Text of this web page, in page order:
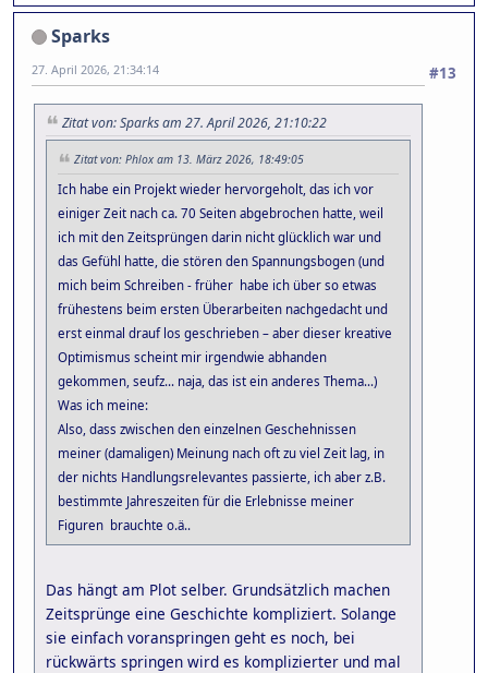
Sparks
#13
27. April 2026, 21:34:14
Zitat von: Sparks am 27. April 2026, 21:10:22
Zitat von: Phlox am 13. März 2026, 18:49:05
Ich habe ein Projekt wieder hervorgeholt, das ich vor
einiger Zeit nach ca. 70 Seiten abgebrochen hatte, weil
ich mit den Zeitsprüngen darin nicht glücklich war und
das Gefühl hatte, die stören den Spannungsbogen (und
mich beim Schreiben - früher habe ich über so etwas
frühestens beim ersten Überarbeiten nachgedacht und
erst einmal drauf los geschrieben – aber dieser kreative
Optimismus scheint mir irgendwie abhanden
gekommen, seufz... naja, das ist ein anderes Thema...)
Was ich meine:
Also, dass zwischen den einzelnen Geschehnissen
meiner (damaligen) Meinung nach oft zu viel Zeit lag, in
der nichts Handlungsrelevantes passierte, ich aber z.B.
bestimmte Jahreszeiten für die Erlebnisse meiner
Figuren brauchte o.ä..
Das hängt am Plot selber. Grundsätzlich machen
Zeitsprünge eine Geschichte kompliziert. Solange
sie einfach voranspringen geht es noch, bei
rückwärts springen wird es komplizierter und mal